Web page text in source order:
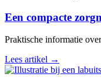
Een compacte
Praktische informatie
Lees artikel →